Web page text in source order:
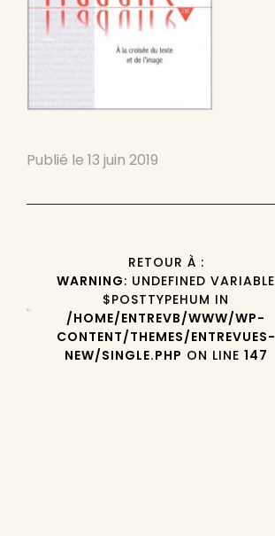
Publié le 13 juin 2019
RETOUR À :
WARNING: UNDEFINED VARIABLE
$POSTTYPEHUM IN
/HOME/ENTREVB/WWW/WP-
CONTENT/THEMES/ENTREVUES-
NEW/SINGLE.PHP ON LINE 147